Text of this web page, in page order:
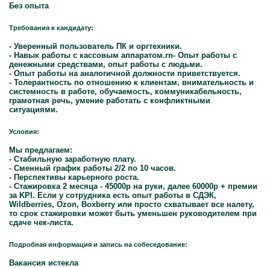
Без опыта
Требования к кандидату:
- Уверенный пользователь ПК и оргтехники.
- Навык работы с кассовым аппаратом.rn- Опыт работы с
денежными средствами, опыт работы с людьми.
- Опыт работы на аналогичной должности приветствуется.
- Толерантность по отношению к клиентам, внимательность и
системность в работе, обучаемость, коммуникабельность,
грамотная речь, умение работать с конфликтными
ситуациями.
Условия:
Мы предлагаем:
- Стабильную заработную плату.
- Сменный график работы 2/2 по 10 часов.
- Перспективы карьерного роста.
- Стажировка 2 месяца - 45000р на руки, далее 60000р + премии
за KPI. Если у сотрудника есть опыт работы в СДЭК,
Wildberries, Ozon, Boxberry или просто схватывает все налету,
то срок стажировки может быть уменьшен руководителем при
сдаче чек-листа.
Подробная информация и запись на собеседование:
Вакансия истекла